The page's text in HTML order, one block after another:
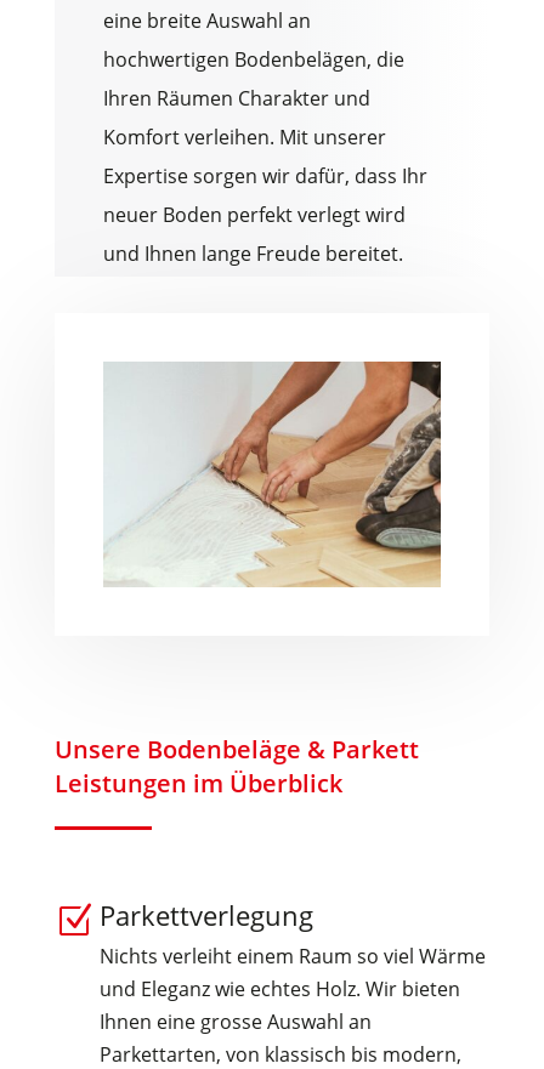
eine breite Auswahl an
hochwertigen Bodenbelägen, die
Ihren Räumen Charakter und
Komfort verleihen. Mit unserer
Expertise sorgen wir dafür, dass Ihr
neuer Boden perfekt verlegt wird
und Ihnen lange Freude bereitet.
Unsere Bodenbeläge & Parkett
Leistungen im Überblick
Z Parkettverlegung
Nichts verleiht einem Raum so viel Wärme
und Eleganz wie echtes Holz. Wir bieten
Ihnen eine grosse Auswahl an
Parkettarten, von klassisch bis modern,